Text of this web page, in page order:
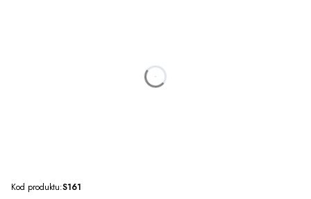
godzin
Kod produktu:S161